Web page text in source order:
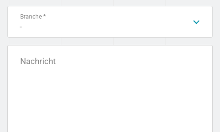
Branche *
-
Nachricht